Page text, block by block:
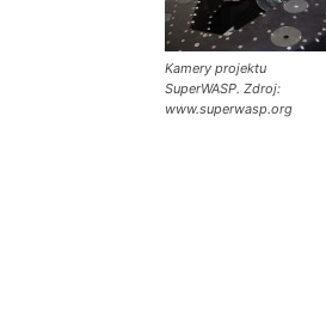
Kamery projektu
SuperWASP. Zdroj:
www.superwasp.org